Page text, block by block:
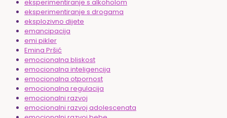
eksperimentiranje s alkoholom
eksperimentiranje s drogama
eksplozivno dijete
emancipacija
emi pikler
Emina Pršić
emocionalna bliskost
emocionalna inteligencija
emocionalna otpornost
emocionalna regulacija
emocionalni razvoj
emocionalni razvoj adolescenata